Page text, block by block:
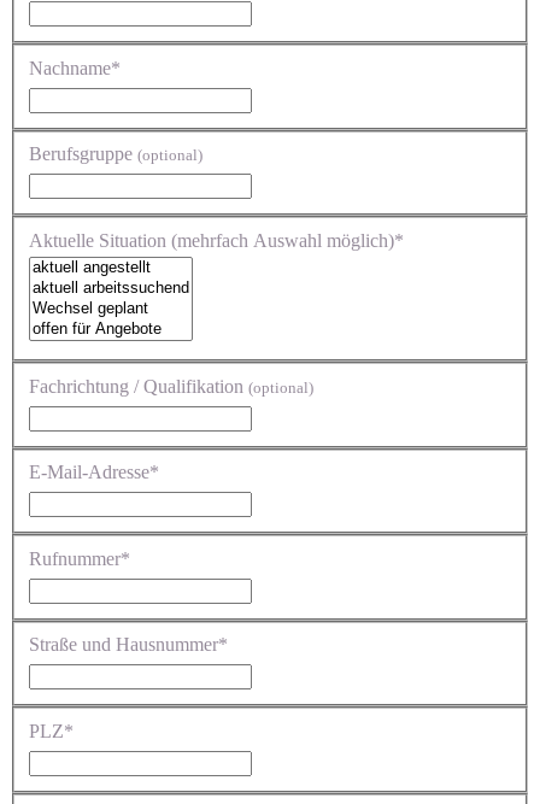
Nachname*
Berufsgruppe (optional)
Aktuelle Situation (mehrfach Auswahl möglich)*
Fachrichtung / Qualifikation (optional)
E-Mail-Adresse*
Rufnummer*
Straße und Hausnummer*
PLZ*